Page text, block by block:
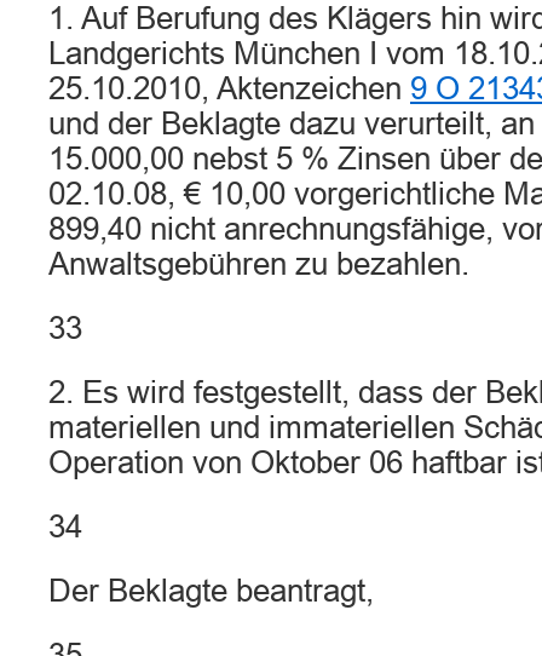
1. Auf Berufung des Klägers hin
Landgerichts München I vom
25.10.2010, Aktenzeichen 9 O
und der Beklagte dazu verurteilt,
15.000,00 nebst 5 % Zinsen über
02.10.08, € 10,00 vorgerichtliche
899,40 nicht anrechnungsfähige,
Anwaltsgebühren zu bezahlen.
33
2. Es wird festgestellt, dass der
materiellen und immateriellen
Operation von Oktober 06 haftbar
34
Der Beklagte beantragt,